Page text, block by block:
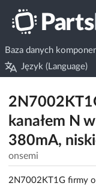
Baza danych
Język (Language)
kanałem N
380mA,
onsemi
2N7002KT1G firmy